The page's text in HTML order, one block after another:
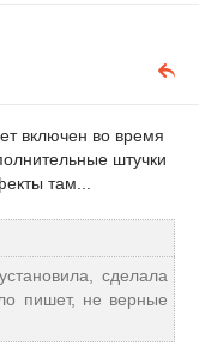
включен во время
штучки
там...
сделала
пишет, не верные